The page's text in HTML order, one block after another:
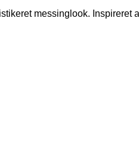
messinglook. Inspireret